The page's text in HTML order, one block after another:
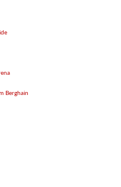
Berghain